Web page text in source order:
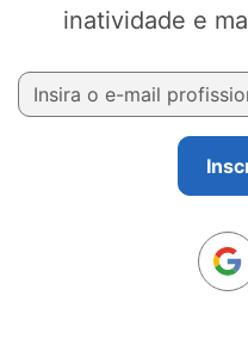
inatividade e